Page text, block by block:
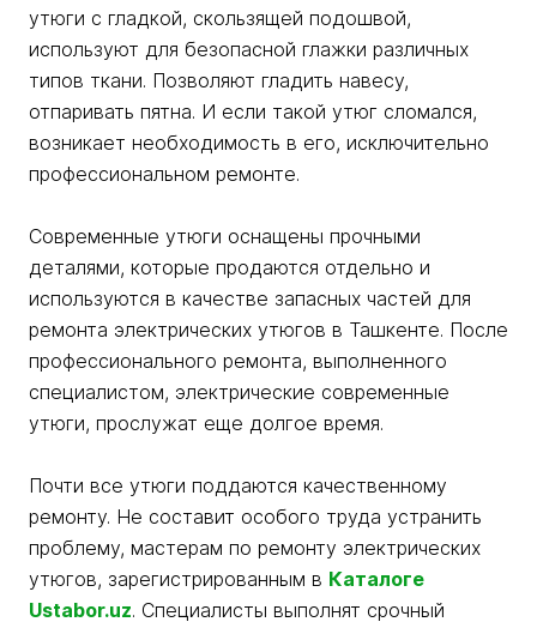
утюги с гладкой, скользящей подошвой,
используют для безопасной глажки различных
типов ткани. Позволяют гладить навесу,
отпаривать пятна. И если такой утюг сломался,
возникает необходимость в его, исключительно
профессиональном ремонте.
Современные утюги оснащены прочными
деталями, которые продаются отдельно и
используются в качестве запасных частей для
ремонта электрических утюгов в Ташкенте. После
профессионального ремонта, выполненного
специалистом, электрические современные
утюги, прослужат еще долгое время.
Почти все утюги поддаются качественному
ремонту. Не составит особого труда устранить
проблему, мастерам по ремонту электрических
утюгов, зарегистрированным в Каталоге
Ustabor.uz. Специалисты выполнят срочный